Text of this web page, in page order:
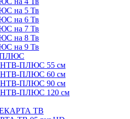
на 5 Тв
на 6 Тв
на 7 Тв
на 8 Тв
на 9 Тв
ПЛЮС
НТВ-ПЛЮС 55 см
НТВ-ПЛЮС 60 см
НТВ-ПЛЮС 90 см
НТВ-ПЛЮС 120 см
ТВ